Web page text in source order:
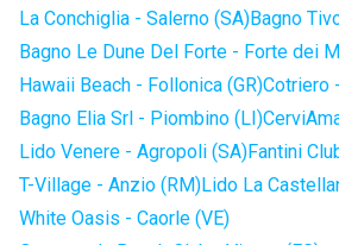
La Conchiglia - Salerno (SA)Bagno
Bagno Le Dune Del Forte - Forte dei
Hawaii Beach - Follonica (GR)Cotriero
Bagno Elia Srl - Piombino (LI)
Lido Venere - Agropoli (SA)Fantini
T-Village - Anzio (RM)Lido La
White Oasis - Caorle (VE)